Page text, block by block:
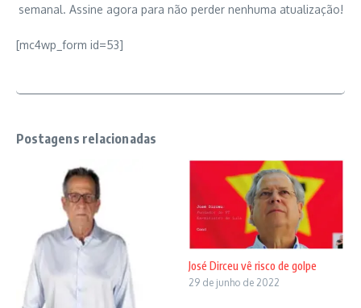
semanal. Assine agora para não perder nenhuma atualização!
[mc4wp_form id=53]
Postagens relacionadas
José Dirceu vê risco de golpe
29 de junho de 2022